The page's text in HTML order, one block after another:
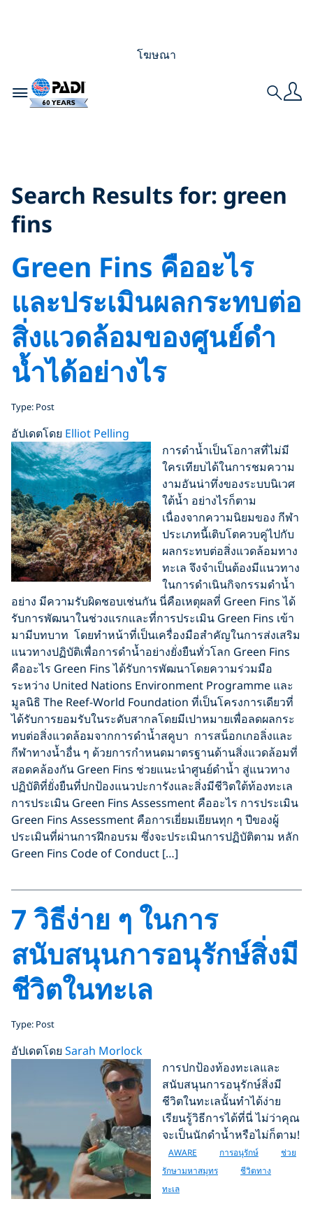
โฆษณา
Toggle navigation Search
Search Results for: green
fins
Green Fins คืออะไร
และประเมินผลกระทบต่อ
สิ่งแวดล้อมของศูนย์ดำ
น้ำได้อย่างไร
Type: Post
อัปเดตโดย Elliot Pelling
การดำน้ำเป็นโอกาสที่ไม่มี
ใครเทียบได้ในการชมความ
งามอันน่าทึ่งของระบบนิเวศ
ใต้น้ำ อย่างไรก็ตาม
เนื่องจากความนิยมของ กีฬา
ประเภทนี้เติบโตควบคู่ไปกับ
ผลกระทบต่อสิ่งแวดล้อมทาง
ทะเล จึงจำเป็นต้องมีแนวทาง
ในการดำเนินกิจกรรมดำน้ำ
อย่าง มีความรับผิดชอบเช่นกัน นี่คือเหตุผลที่ Green Fins ได้
รับการพัฒนาในช่วงแรกและที่การประเมิน Green Fins เข้า
มามีบทบาท โดยทำหน้าที่เป็นเครื่องมือสำคัญในการส่งเสริม
แนวทางปฏิบัติเพื่อการดำน้ำอย่างยั่งยืนทั่วโลก Green Fins
คืออะไร Green Fins ได้รับการพัฒนาโดยความร่วมมือ
ระหว่าง United Nations Environment Programme และ
มูลนิธิ The Reef-World Foundation ที่เป็นโครงการเดียวที่
ได้รับการยอมรับในระดับสากลโดยมีเปาหมายเพื่อลดผลกระ
ทบต่อสิ่งแวดล้อมจากการดำน้ำสคูบา การสน็อกเกอลิ่งและ
กีฬาทางน้ำอื่น ๆ ด้วยการกำหนดมาตรฐานด้านสิ่งแวดล้อมที่
สอดคล้องกัน Green Fins ช่วยแนะนำศูนย์ดำน้ำ สู่แนวทาง
ปฏิบัติที่ยั่งยืนที่ปกป้องแนวปะการังและสิ่งมีชีวิตใต้ท้องทะเล
การประเมิน Green Fins Assessment คืออะไร การประเมิน
Green Fins Assessment คือการเยี่ยมเยียนทุก ๆ ปีของผู้
ประเมินที่ผ่านการฝึกอบรม ซึ่งจะประเมินการปฏิบัติตาม หลัก
Green Fins Code of Conduct […]
7 วิธีง่าย ๆ ในการ
สนับสนุนการอนุรักษ์สิ่งมี
ชีวิตในทะเล
Type: Post
อัปเดตโดย Sarah Morlock
การปกป้องท้องทะเลและ
สนับสนุนการอนุรักษ์สิ่งมี
ชีวิตในทะเลนั้นทำได้ง่าย
เรียนรู้วิธีการได้ที่นี่ ไม่ว่าคุณ
จะเป็นนักดำน้ำหรือไม่ก็ตาม!
AWARE การอนุรักษ์
ช่วย
รักษามหาสมุทร
ชีวิตทาง
ทะเล